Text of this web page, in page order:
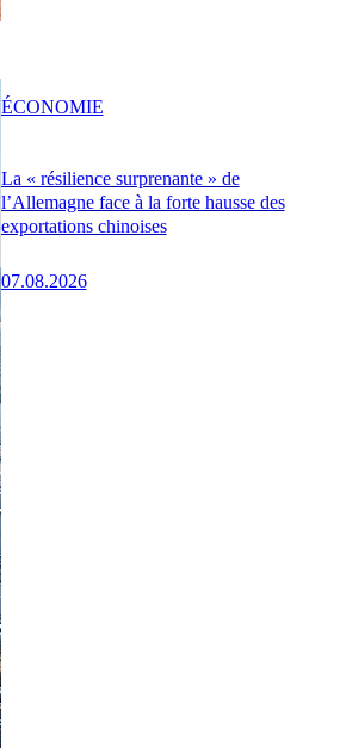
La « résilience surprenante » de
l’Allemagne face à la forte hausse des
exportations chinoises
07.08.2026
ÉCONOMIE